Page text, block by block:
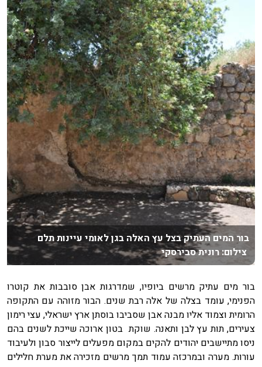
בור המים העתיק בצל עץ האלה בגן לאומי עיינות תלם
צילום: רונית סבירסקי
בור מים עתיק מרשים ביופיו, שמדרגות אבן סובבות את קוטרו
הפנימי, עומד בצלה של אלה רבת שנים. הבור מזוהה עם התקופה
הרומית וצמוד אליו מבנה אבן שסביבו בוסתן ארץ ישראלי, עצי רימון
צעירים, תות עץ לבן ותאנה. שוקת בטון ארוכה שייכת לשנים בהם
ניסו מתיישבים יהודים להקים במקום מפעלים לייצור סבון ולעיבוד
עורות. מערה ובמרכזה עמוד תמך מרשים מזכירה את מערת חלילים